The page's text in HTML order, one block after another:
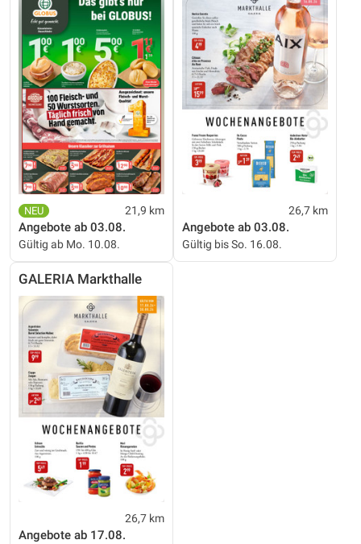
21,9 km
Angebote ab 03.08.
Gültig ab Mo. 10.08.
26,7 km
Angebote ab 03.08.
Gültig bis So. 16.08.
GALERIA Markthalle
26,7 km
Angebote ab 17.08.